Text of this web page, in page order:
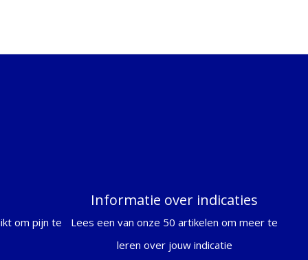
om pijn te
Informatie over indicaties
Lees een van onze 50 artikelen om meer te
leren over jouw indicatie